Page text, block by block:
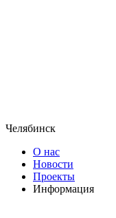
Челябинск
О нас
Новости
Проекты
Информация